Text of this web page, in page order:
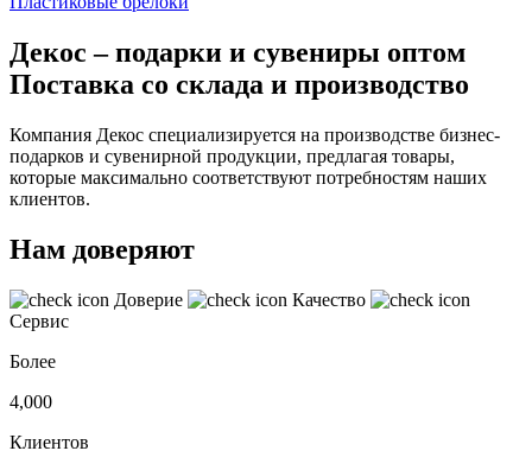
Декос – подарки и сувениры оптом
Поставка со склада и производство
Компания Декос специализируется на производстве бизнес-
подарков и сувенирной продукции, предлагая товары,
которые максимально соответствуют потребностям наших
клиентов.
Нам доверяют
Доверие
Качество
Сервис
Более
4,000
Клиентов